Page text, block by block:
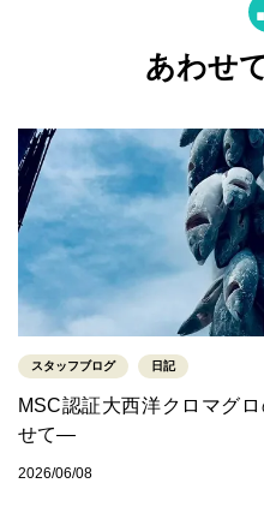
あわせ
スタッフブログ 日記
MSC認証大西洋クロマグ
せて―
2026/06/08